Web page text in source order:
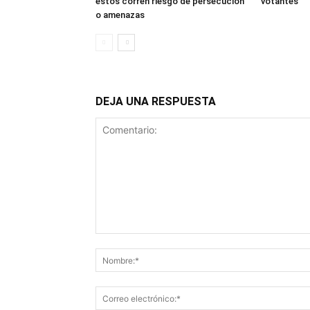
o amenazas
DEJA UNA RESPUESTA